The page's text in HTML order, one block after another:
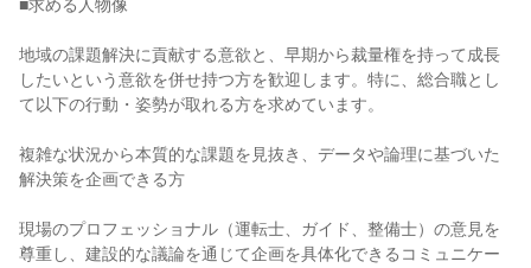
■求める人物像
地域の課題解決に貢献する意欲と、早期から裁量権を持って成長
したいという意欲を併せ持つ方を歓迎します。特に、総合職とし
て以下の行動・姿勢が取れる方を求めています。
複雑な状況から本質的な課題を見抜き、データや論理に基づいた
解決策を企画できる方
現場のプロフェッショナル（運転士、ガイド、整備士）の意見を
尊重し、建設的な議論を通じて企画を具体化できるコミュニケー